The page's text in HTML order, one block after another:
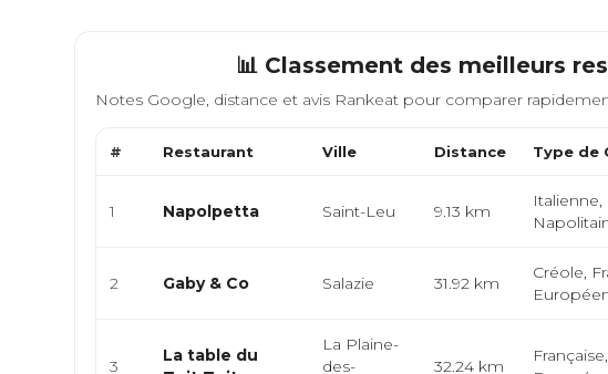
📊 Classement des meilleurs
Notes Google, distance et avis Rankeat pour comparer
# Restaurant Ville Distance Type de
1 Napolpetta Saint-Leu 9.13 km
Italienne,
2 Gaby & Co Salazie 31.92 km
Créole,
3
La table du
La Plaine-
des-
32.24 km